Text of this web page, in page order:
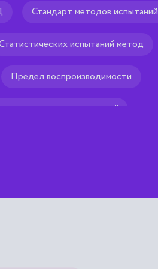
Стандарт методов испытаний
испытаний метод
Предел воспроизводимости
измерений